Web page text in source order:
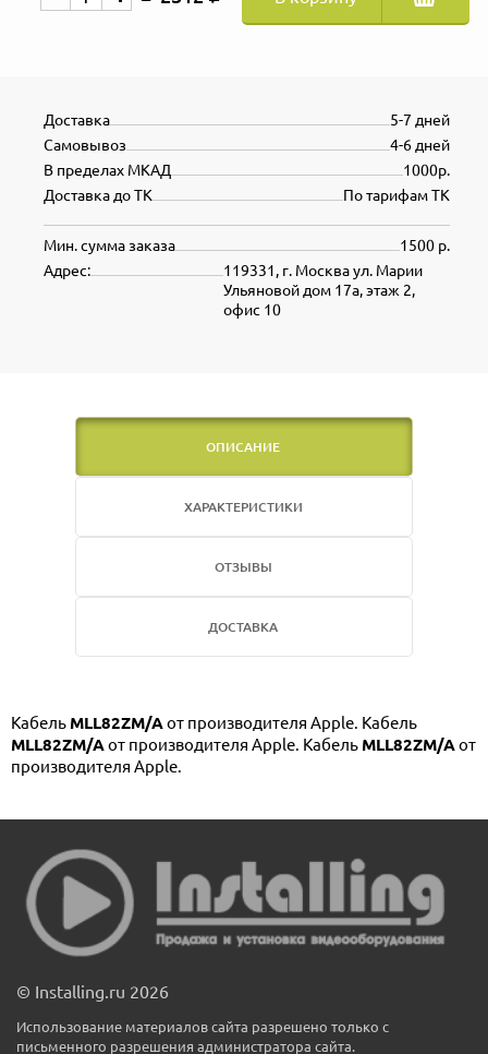
5-7 дней
Доставка
4-6 дней
Самовывоз
1000р.
В пределах МКАД
По тарифам ТК
Доставка до ТК
1500 р.
Мин. сумма заказа
119331, г. Москва ул. Марии
Ульяновой дом 17а, этаж 2,
офис 10
Адрес:
ОПИСАНИЕ
ХАРАКТЕРИСТИКИ
ОТЗЫВЫ
ДОСТАВКА
Кабель MLL82ZM/Aот производителя Apple. Кабель
MLL82ZM/Aот производителя Apple. Кабель MLL82ZM/Aот
производителя Apple.
© Installing.ru 2026
Использование материалов сайта разрешено только с
письменного разрешения администратора сайта.